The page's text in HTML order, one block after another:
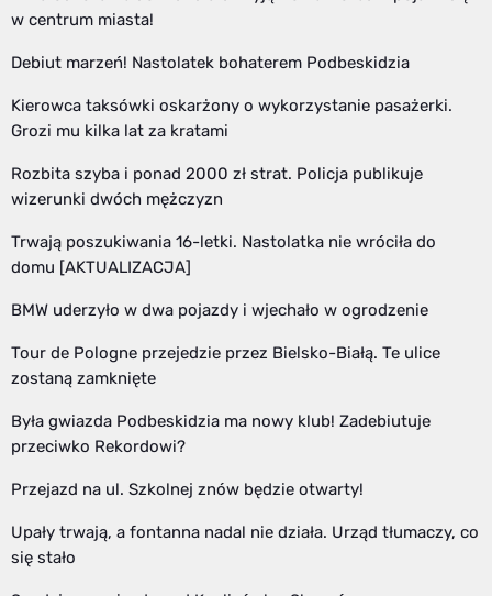
w centrum miasta!
Debiut marzeń! Nastolatek bohaterem Podbeskidzia
Kierowca taksówki oskarżony o wykorzystanie pasażerki.
Grozi mu kilka lat za kratami
Rozbita szyba i ponad 2000 zł strat. Policja publikuje
wizerunki dwóch mężczyzn
Trwają poszukiwania 16-letki. Nastolatka nie wróciła do
domu [AKTUALIZACJA]
BMW uderzyło w dwa pojazdy i wjechało w ogrodzenie
Tour de Pologne przejedzie przez Bielsko-Białą. Te ulice
zostaną zamknięte
Była gwiazda Podbeskidzia ma nowy klub! Zadebiutuje
przeciwko Rekordowi?
Przejazd na ul. Szkolnej znów będzie otwarty!
Upały trwają, a fontanna nadal nie działa. Urząd tłumaczy, co
się stało